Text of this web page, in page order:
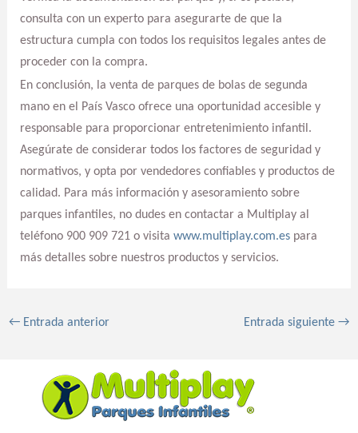
consulta con un experto para asegurarte de que la
estructura cumpla con todos los requisitos legales antes de
proceder con la compra.
En conclusión, la venta de parques de bolas de segunda
mano en el País Vasco ofrece una oportunidad accesible y
responsable para proporcionar entretenimiento infantil.
Asegúrate de considerar todos los factores de seguridad y
normativos, y opta por vendedores confiables y productos de
calidad. Para más información y asesoramiento sobre
parques infantiles, no dudes en contactar a Multiplay al
teléfono 900 909 721 o visita www.multiplay.com.espara
más detalles sobre nuestros productos y servicios.
←Entrada anterior Entrada siguiente→